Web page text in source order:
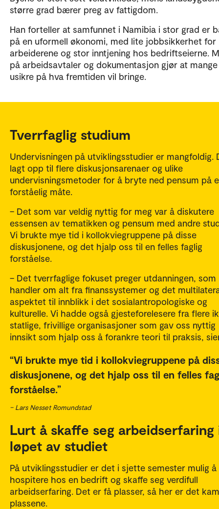
større grad bærer preg av fattigdom.
Han forteller at samfunnet i Namibia i stor grad er
på en uformell økonomi, med lite jobbsikkerhet for
arbeiderene og stor inntjening hos bedriftseierne.
på arbeidsavtaler og dokumentasjon gjør at
usikre på hva fremtiden vil bringe.
Tverrfaglig studium
Undervisningen på utviklingsstudier er mangfoldig.
lagt opp til flere diskusjonsarenaer og ulike
undervisningsmetoder for å bryte ned pensum på
forståelig måte.
– Det som var veldig nyttig for meg var å diskutere
essensen av tematikken og pensum med andre
Vi brukte mye tid i kollokviegruppene på disse
diskusjonene, og det hjalp oss til en felles faglig
forståelse.
– Det tverrfaglige fokuset preger utdanningen, som
handler om alt fra finanssystemer og det
aspektet til innblikk i det sosialantropologiske og
kulturelle. Vi hadde også gjesteforelesere fra flere
statlige, frivillige organisasjoner som gav oss nyttig
innsikt som hjalp oss å forankre teori til praksis,
Vi brukte mye tid i kollokviegruppene på
diskusjonene, og det hjalp oss til en felles
forståelse.
– Lars Nesset Romundstad
Lurt å skaffe seg arbeidserfaring
løpet av studiet
På utviklingsstudier er det i sjette semester mulig å
hospitere hos en bedrift og skaffe seg verdifull
arbeidserfaring. Det er få plasser, så her er det
plassene.